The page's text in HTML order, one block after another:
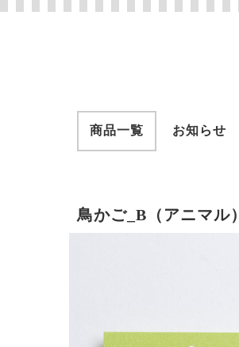
商品一覧 お知らせ
鳥かご_B（アニマル）